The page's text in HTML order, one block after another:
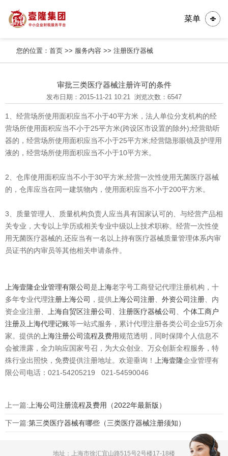
菜单
您的位置：首页 >> 服务内容 >>注册医疗器械
审批三类医疗器械注册许可的条件
发布日期：2015-11-21 10:21 浏览次数：6547
1、经营场所使用面积应当不小于40平方米，法人单位分支机构的经
营场所使用面积应当不小于25平方米(跨设区市设置的除外);经营助听
器的，经营场所使用面积应当不小于25平方米;经营隐形眼镜及护理用
液的，经营场所使用面积应当不小于10平方米。
2、仓库使用面积应当不小于30平方米;经营一次性使用无菌医疗器械
的，仓库应当在同一建筑物内，使用面积应当不小于200平方米。
3、质量管理人、质量机构负责人应当具有国家认可的、与经营产品相
关专业，大专以上学历或相关专业中级以上技术职称。经营一次性使
用无菌医疗器械的,还应当有一名以上持有医疗器械质量管理体系内审
员证书的内审员等其他相关申请条件。
上海壹隆企业管理有限公司是 上海老字号工商登记代理注册机构，十
多年专业代理注册上海公司 ，提供 上海公司注册 外资公司注册 、内
资企业注册、
上海自贸区注册公司 注册医疗器械公司
个体工商户
注册及 上海代理记账等一站式服务，累计代理注册各类公司企业5万余
家。提供的 上海注册公司流程及费用规范透明，同时保障个人信息不
会被泄露，全力响应国家号召，为大众创业、万众创新全程服务，特
殊行业出照快，免费提供注册地址。欢迎垂询！
上海壹隆企业管理有
限公司电话：021-54205219 021-54590046
上一篇: 上海公司注册流程及费用（2022年最新版）
下一篇:第三类医疗器械有哪些（三类医疗器械注册须知）
地址：上海市徐汇宜山路515号2号楼17-18楼